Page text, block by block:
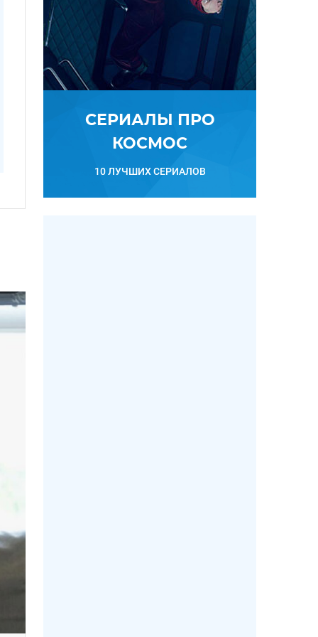
СЕРИАЛЫ ПРО
КОСМОС
10 ЛУЧШИХ СЕРИАЛОВ